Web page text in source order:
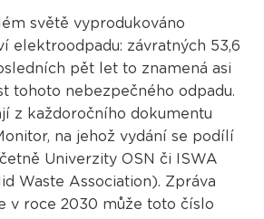
světě vyprodukováno
elektroodpadu: závratných 53,6
pět let to znamená asi
tohoto nebezpečného odpadu.
z každoročního dokumentu
na jehož vydání se podílí
Univerzity OSN či ISWA
Waste Association). Zpráva
v roce 2030 může toto číslo